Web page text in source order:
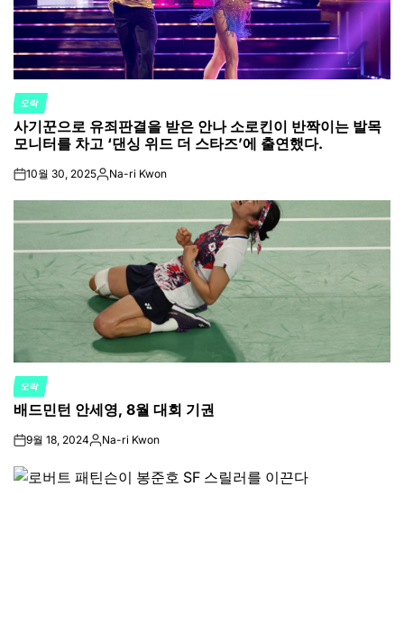
POSTED
IN
오락
사기꾼으로 유죄판결을 받은 안나 소로킨이 반짝이는 발목
모니터를 차고 ‘댄싱 위드 더 스타즈’에 출연했다.
on10월 30, 2025Posted
Na-ri Kwon
POSTED
IN
오락
배드민턴 안세영, 8월 대회 기권
on9월 18, 2024Posted
Na-ri Kwon